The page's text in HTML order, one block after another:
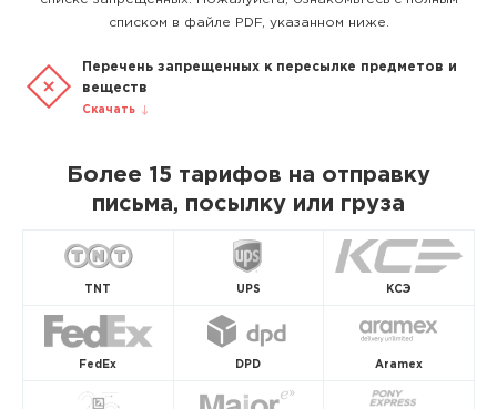
списком в файле PDF, указанном ниже.
Перечень запрещенных к пересылке предметов и
веществ
Скачать
Более 15 тарифов на отправку
письма, посылку или груза
TNT UPS КСЭ
FedEx DPD Aramex